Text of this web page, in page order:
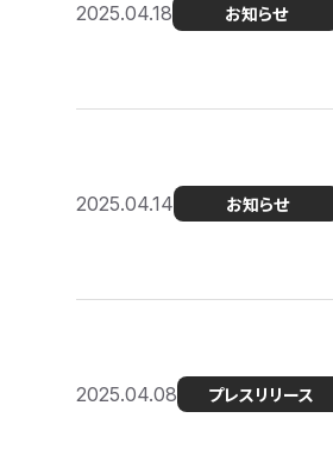
2025.04.18 お知らせ
2025.04.14 お知らせ
2025.04.08 プレスリリース